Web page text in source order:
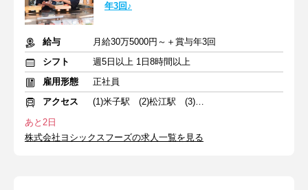
年3回♪
給与
月給30万5000円～＋賞与年3回
シフト
週5日以上 1日8時間以上
雇用形態
正社員
アクセス
(1)米子駅 (2)松江駅 (3)松江駅
あと2日
株式会社ヨシックスフーズの求人一覧を見る